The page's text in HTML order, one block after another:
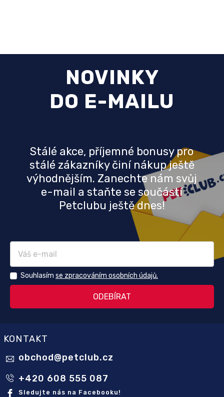
NOVINKY
DO E-MAILU
Stálé akce, příjemné bonusy pro
stálé zákazníky činí nákup ještě
výhodnějším. Zanechte nám svůj
e-mail a staňte se součástí
Petclubu ještě dnes!
Souhlasím se zpracováním osobních údajů.
KONTAKT
obchod@petclub.cz
+420 608 555 087
Sledujte nás na Facebooku!